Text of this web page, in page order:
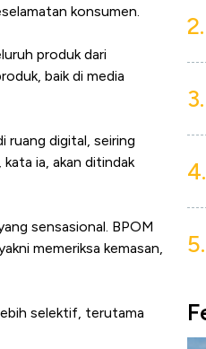
konsumen.
produk dari
baik di media
ruang digital, seiring
ia, akan ditindak
sensasional. BPOM
memeriksa kemasan,
selektif, terutama
2.
3.
4.
5.